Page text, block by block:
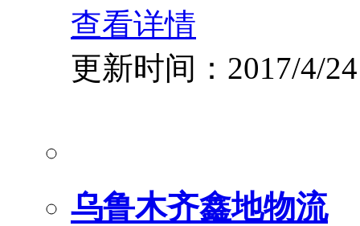
查看详情
更新时间：2017/4/24
乌鲁木齐鑫地物流